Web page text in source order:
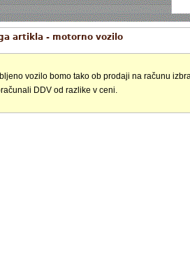
artikla - motorno vozilo
vozilo bomo tako ob prodaji na računu
DDV od razlike v ceni.